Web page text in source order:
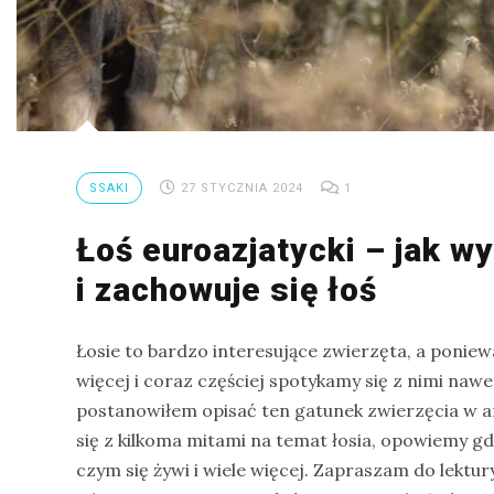
SSAKI 27 STYCZNIA 2024 1
Łoś euroazjatycki – jak
i zachowuje się łoś
Łosie to bardzo interesujące zwierzęta, a
więcej i coraz częściej spotykamy się z nimi
postanowiłem opisać ten gatunek zwierzęcia w
się z kilkoma mitami na temat łosia, opowiemy
czym się żywi i wiele więcej. Zapraszam do
na
Sri
Lankę
–
Wrona
wygląda,
wrona?